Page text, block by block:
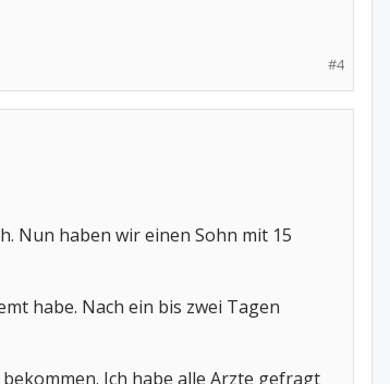
#4
Nun haben wir einen Sohn mit 15
habe. Nach ein bis zwei Tagen
Ich habe alle Arzte gefragt